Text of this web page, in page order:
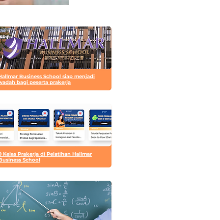
Business School siap menjadi
bagi peserta prakerja
Kelas Prakerja di Pelatihan Hallmar
School